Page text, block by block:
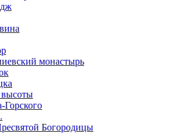
монастырь
Богородицы